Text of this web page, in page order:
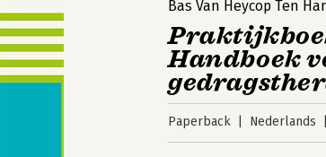
Bas Van Heycop Ten
Handboek
Paperback Nederlands